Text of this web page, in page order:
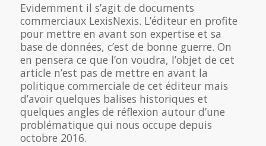
Evidemment il s’agit de documents
commerciaux LexisNexis. L’éditeur en profite
pour mettre en avant son expertise et sa
base de données, c’est de bonne guerre. On
en pensera ce que l’on voudra, l’objet de cet
article n’est pas de mettre en avant la
politique commerciale de cet éditeur mais
d’avoir quelques balises historiques et
quelques angles de réflexion autour d’une
problématique qui nous occupe depuis
octobre 2016.